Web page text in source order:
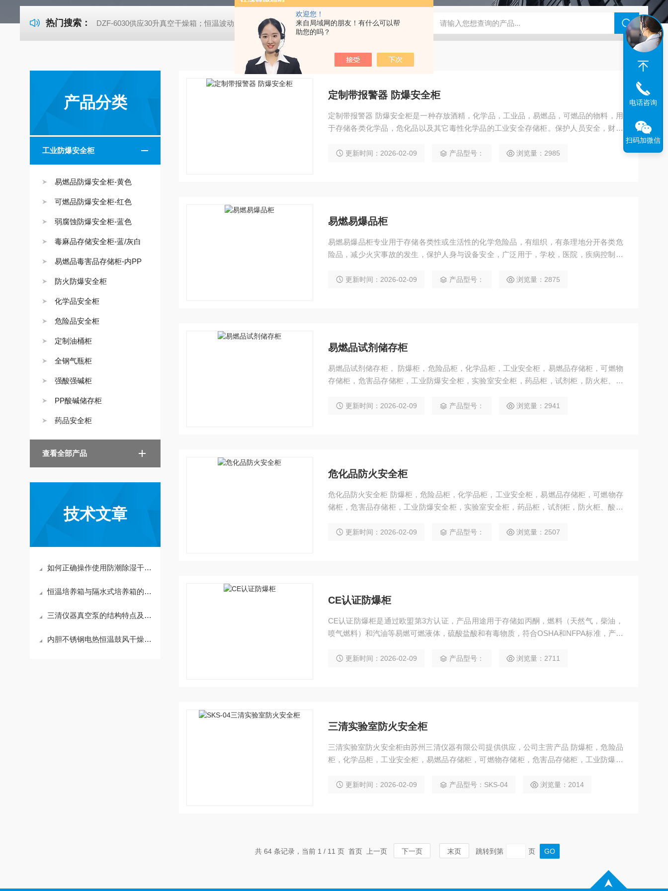
欢迎您！
来自局域网的朋友！有什么可以帮
助您的吗？
热门搜索： DZF-6030供应30升真空干燥箱；恒温波动度:±0.5℃ DHG-9140B（140升）电热恒温鼓风干燥箱，不锈钢干燥箱，烘箱控温范围300℃ DHG-9070B（70
产品分类
工业防爆安全柜
易燃品防爆安全柜-黄色
可燃品防爆安全柜-红色
弱腐蚀防爆安全柜-蓝色
毒麻品存储安全柜-蓝/灰白
易燃品毒害品存储柜-内PP
防火防爆安全柜
化学品安全柜
危险品安全柜
定制油桶柜
全钢气瓶柜
强酸强碱柜
PP酸碱储存柜
药品安全柜
查看全部产品
技术文章
如何正确操作使用防潮除湿干燥柜？
恒温培养箱与隔水式培养箱的区别
三清仪器真空泵的结构特点及选型
内胆不锈钢电热恒温鼓风干燥箱密封保温性能
定制带报警器 防爆安全柜
定制带报警器 防爆安全柜是一种存放酒精，化学品，工业品，易燃品，可燃品的物料，用
于存储各类化学品，危化品以及其它毒性化学品的工业安全存储柜。保护人员安全，财产
更新时间：2026-02-09 产品型号： 浏览量：2985
易燃易爆品柜
易燃易爆品柜专业用于存储各类性或生活性的化学危险品，有组织，有条理地分开各类危
险品，减少火灾事故的发生，保护人身与设备安全，广泛用于，学校，医院，疾病控制中
更新时间：2026-02-09 产品型号： 浏览量：2875
易燃品试剂储存柜
易燃品试剂储存柜， 防爆柜，危险品柜，化学品柜，工业安全柜，易燃品存储柜，可燃物
存储柜，危害品存储柜，工业防爆安全柜，实验室安全柜，药品柜，试剂柜，防火柜、酸
限公司提供
更新时间：2026-02-09 产品型号： 浏览量：2941
危化品防火安全柜
危化品防火安全柜 防爆柜，危险品柜，化学品柜，工业安全柜，易燃品存储柜，可燃物存
储柜，危害品存储柜，工业防爆安全柜，实验室安全柜，药品柜，试剂柜，防火柜、酸碱
公司提供更新时间：2026-02-09 产品型号： 浏览量：2507
CE认证防爆柜
CE认证防爆柜是通过欧盟第3方认证，产品用途用于存储如丙酮，燃料（天然气，柴油，
喷气燃料）和汽油等易燃可燃液体，硫酸盐酸和有毒物质，符合OSHA和NFPA标准，产品
储作用。更新时间：2026-02-09 产品型号： 浏览量：2711
三清实验室防火安全柜
三清实验室防火安全柜由苏州三清仪器有限公司提供供应，公司主营产品 防爆柜，危险品
柜，化学品柜，工业安全柜，易燃品存储柜，可燃物存储柜，危害品存储柜，工业防爆安
更新时间：2026-02-09 产品型号：SKS-04 浏览量：2014
共 64 条记录，当前 1 / 11 页 首页 上一页 下一页 末页 跳转到第 页
电话咨询
扫码加微信